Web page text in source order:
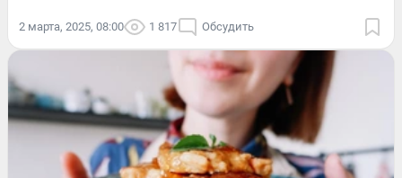
2 марта, 2025, 08:00 1 817 Обсудить